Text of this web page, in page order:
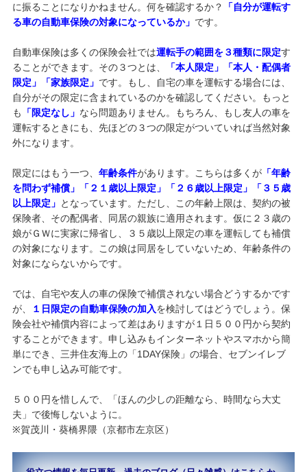
に振ることになりかねません。何を確認するか？
「自分が運転す
る車の自動車保険の対象になっているか」 です。
自動車保険は多くの保険会社では運転手の範囲を３種類に限定す
ることができます。その３つとは、
「本人限定」「本人・配偶者
限定」「家族限定」 です。もし、自宅の車を運転する場合には、
自分がその限定に含まれているのかを確認してください。もっと
も
「限定なし」 なら問題ありません。もちろん、もし友人の車を
運転するときにも、先ほどの３つの限定がついていれば当然対象
外になります。
限定にはもう一つ、 年齢条件があります。こちらは多くが「年齢
を問わず補償」「２１歳以上限定」「２６歳以上限定」「３５歳
以上限定」 となっています。ただし、この年齢上限は、契約の被
保険者、その配偶者、同居の親族に適用されます。仮に２３歳の
娘がＧＷに実家に帰省し、３５歳以上限定の車を運転しても補償
の対象になります。この娘は同居をしていないため、年齢条件の
対象にならないからです。
では、自宅や友人の車の保険で補償されない場合どうするかです
が、
１日限定の自動車保険の加入を検討してはどうでしょう。保
険会社や補償内容によって差はありますが１日５００円から契約
することができます。申し込みもインターネットやスマホから簡
単にでき、三井住友海上の「1DAY保険」の場合、セブンイレブ
ンでも申し込み可能です。
５００円を惜しんで、「ほんの少しの距離なら、時間なら大丈
夫」で後悔しないように。
※賀茂川・葵橋界隈（京都市左京区）